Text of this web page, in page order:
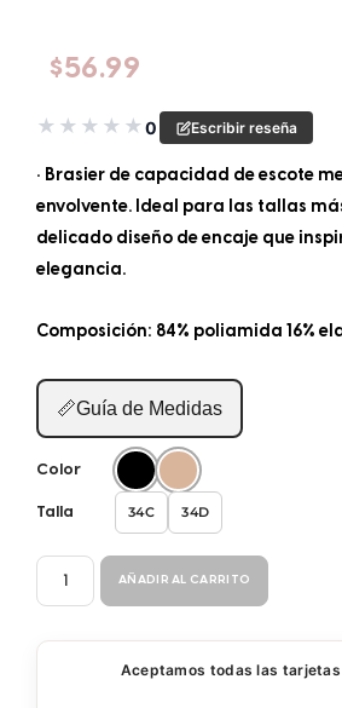
$56.99
★ ★ ★ ★ ★0 Escribir reseña
• Brasier de capacidad de escote
envolvente. Ideal para las tallas
delicado diseño de encaje que
elegancia.
Composición: 84% poliamida 16%
📏Guía de Medidas
Color
Talla 34C 34D
BRASIER
CON
AÑADIR AL CARRITO
Aceptamos todas las